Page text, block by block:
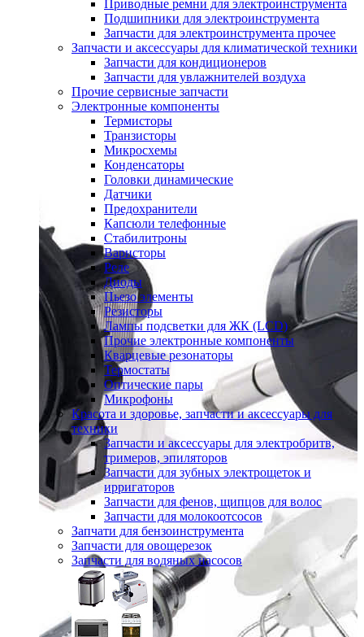
Приводные ремни для электроинструмента
Подшипники для электроинструмента
Запчасти для электроинструмента прочее
Запчасти и аксессуары для климатической техники
Запчасти для кондиционеров
Запчасти для увлажнителей воздуха
Прочие сервисные запчасти
Электронные компоненты
Термисторы
Транзисторы
Микросхемы
Конденсаторы
Головки динамические
Датчики
Предохранители
Капсюли телефонные
Стабилитроны
Варисторы
Реле
Диоды
Пьезо элементы
Резисторы
Лампы подсветки для ЖК (LCD)
Прочие электронные компоненты
Кварцевые резонаторы
Термостаты
Оптические пары
Микрофоны
Красота и здоровье, запчасти и аксессуары для
техники
Запчасти и аксессуары для электробритв,
тримеров, эпиляторов
Запчасти для зубных электрощеток и
ирригаторов
Запчасти для фенов, щипцов для волос
Запчасти для молокоотсосов
Запчати для бензоинструмента
Запчасти для овощерезок
Запчасти для водяных насосов